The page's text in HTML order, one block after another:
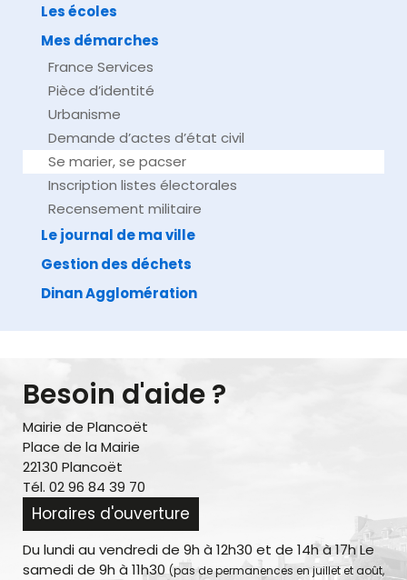
Les écoles
Mes démarches
France Services
Pièce d’identité
Urbanisme
Demande d’actes d’état civil
Se marier, se pacser
Inscription listes électorales
Recensement militaire
Le journal de ma ville
Gestion des déchets
Dinan Agglomération
Besoin d'aide ?
Mairie de Plancoët
Place de la Mairie
22130 Plancoët
Tél. 02 96 84 39 70
Horaires d'ouverture
Du lundi au vendredi de 9h à 12h30 et de 14h à 17h Le
samedi de 9h à 11h30 (pas de permanences en juillet et août,